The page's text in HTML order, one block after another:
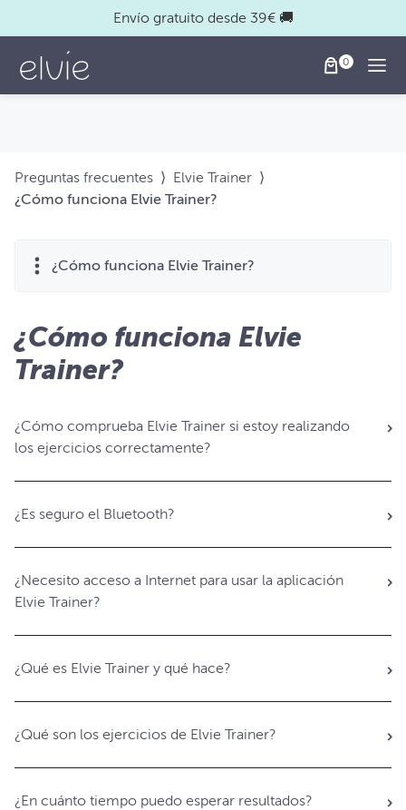
Envío gratuito desde 39€ 🚚
Preguntas frecuentes ⟩ Elvie Trainer ⟩
¿Cómo funciona Elvie Trainer?
¿Cómo funciona Elvie Trainer?
¿Cómo funciona Elvie
Trainer?
¿Cómo comprueba Elvie Trainer si estoy realizando
los ejercicios correctamente?
¿Es seguro el Bluetooth?
¿Necesito acceso a Internet para usar la aplicación
Elvie Trainer?
¿Qué es Elvie Trainer y qué hace?
¿Qué son los ejercicios de Elvie Trainer?
¿En cuánto tiempo puedo esperar resultados?